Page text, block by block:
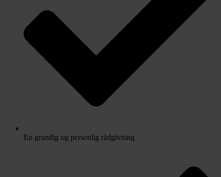
En grundig og personlig rådgivning